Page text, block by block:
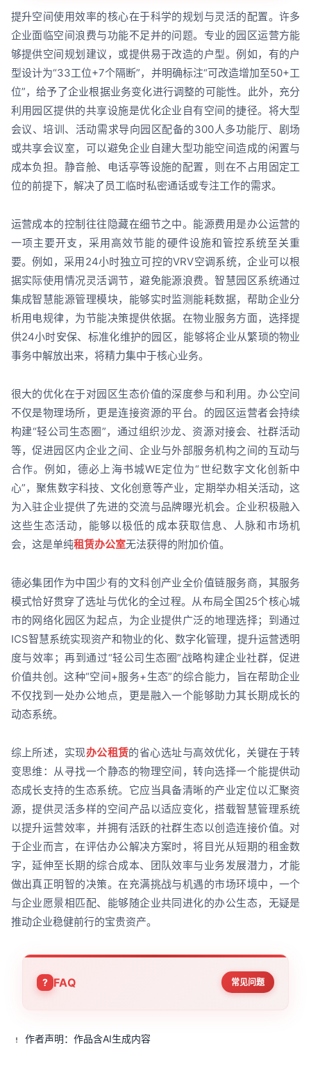
提升空间使用效率的核心在于科学的规划与灵活的配置。许多
企业面临空间浪费与功能不足并的问题。专业的园区运营方能
够提供空间规划建议，或提供易于改造的户型。例如，有的户
型设计为“33工位+7个隔断”，并明确标注“可改造增加至50+工
位”，给予了企业根据业务变化进行调整的可能性。此外，充分
利用园区提供的共享设施是优化企业自有空间的捷径。将大型
会议、培训、活动需求导向园区配备的300人多功能厅、剧场
或共享会议室，可以避免企业自建大型功能空间造成的闲置与
成本负担。静音舱、电话亭等设施的配置，则在不占用固定工
位的前提下，解决了员工临时私密通话或专注工作的需求。
运营成本的控制往往隐藏在细节之中。能源费用是办公运营的
一项主要开支，采用高效节能的硬件设施和管控系统至关重
要。例如，采用24小时独立可控的VRV空调系统，企业可以根
据实际使用情况灵活调节，避免能源浪费。智慧园区系统通过
集成智慧能源管理模块，能够实时监测能耗数据，帮助企业分
析用电规律，为节能决策提供依据。在物业服务方面，选择提
供24小时安保、标准化维护的园区，能够将企业从繁琐的物业
事务中解放出来，将精力集中于核心业务。
很大的优化在于对园区生态价值的深度参与和利用。办公空间
不仅是物理场所，更是连接资源的平台。的园区运营者会持续
构建“轻公司生态圈”，通过组织沙龙、资源对接会、社群活动
等，促进园区内企业之间、企业与外部服务机构之间的互动与
合作。例如，德必上海书城WE定位为“世纪数字文化创新中
心”，聚焦数字科技、文化创意等产业，定期举办相关活动，这
为入驻企业提供了先进的交流与品牌曝光机会。企业积极融入
这些生态活动，能够以极低的成本获取信息、人脉和市场机
会，这是单纯租赁办公室无法获得的附加价值。
德必集团作为中国少有的文科创产业全价值链服务商，其服务
模式恰好贯穿了选址与优化的全过程。从布局全国25个核心城
市的网络化园区为起点，为企业提供广泛的地理选择；到通过
ICS智慧系统实现资产和物业的化、数字化管理，提升运营透明
度与效率；再到通过“轻公司生态圈”战略构建企业社群，促进
价值共创。这种“空间+服务+生态”的综合能力，旨在帮助企业
不仅找到一处办公地点，更是融入一个能够助力其长期成长的
动态系统。
综上所述，实现办公租赁的省心选址与高效优化，关键在于转
变思维：从寻找一个静态的物理空间，转向选择一个能提供动
态成长支持的生态系统。它应当具备清晰的产业定位以汇聚资
源，提供灵活多样的空间产品以适应变化，搭载智慧管理系统
以提升运营效率，并拥有活跃的社群生态以创造连接价值。对
于企业而言，在评估办公解决方案时，将目光从短期的租金数
字，延伸至长期的综合成本、团队效率与业务发展潜力，才能
做出真正明智的决策。在充满挑战与机遇的市场环境中，一个
与企业愿景相匹配、能够随企业共同进化的办公生态，无疑是
推动企业稳健前行的宝贵资产。
FAQ 常见问题
作者声明：作品含AI生成内容